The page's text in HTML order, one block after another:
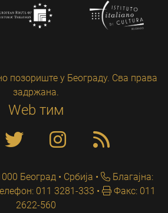
позориште у Београду. Сва права
задржана.
Web тим
Београд • Србија
Благајна:
011 3281-333
Факс: 011
2622-560